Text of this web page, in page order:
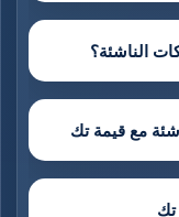
الناشئة؟
مع قيمة تك
تك